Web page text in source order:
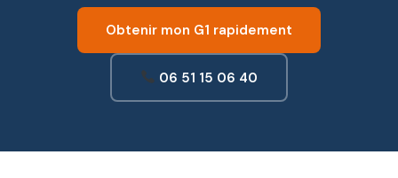
Obtenir mon G1 rapidement
06 51 15 06 40